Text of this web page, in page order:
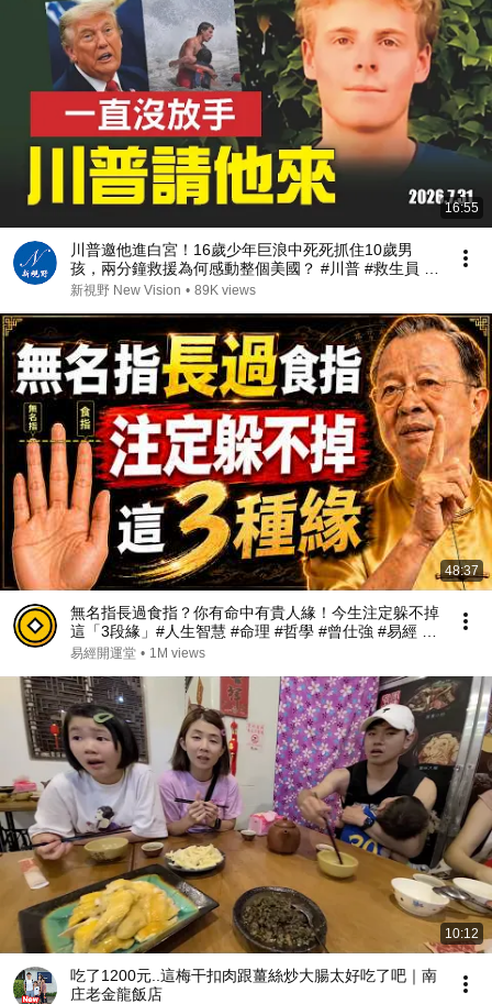
16:55
川普邀他進白宮！16歲少年巨浪中死死抓住10歲男
孩，兩分鐘救援為何感動整個美國？ #川普 #救生員 #
美國精神 | 新視野 第2467期 20260731
新視野 New Vision • 89K views
48:37
無名指長過食指？你有命中有貴人緣！今生注定躲不掉
這「3段緣」#人生智慧 #命理 #哲學 #曾仕強 #易經 #
正能量#人生智慧 #命理 #哲學 #曾仕強 #易經 #正能量
易經開運堂 • 1M views
10:12
吃了1200元..這梅干扣肉跟薑絲炒大腸太好吃了吧｜南
庄老金龍飯店